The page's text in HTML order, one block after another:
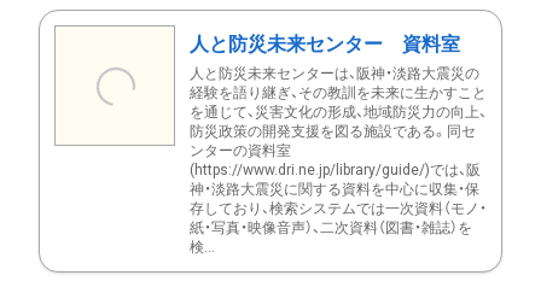
人と防災未来センター 資料室
人と防災未来センターは、阪神・淡路大震災の
経験を語り継ぎ、その教訓を未来に生かすこと
を通じて、災害文化の形成、地域防災力の向上、
防災政策の開発支援を図る施設である。同セ
ンターの資料室
(https://www.dri.ne.jp/library/guide/)では、阪
神・淡路大震災に関する資料を中心に収集・保
存しており、検索システムでは一次資料（モノ・
紙・写真・映像音声）、二次資料（図書・雑誌）を
検...